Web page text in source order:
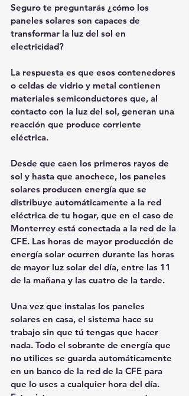
Seguro te preguntarás ¿cómo los
paneles solares son capaces de
transformar la luz del sol en
electricidad?
La respuesta es que esos contenedores
o celdas de vidrio y metal contienen
materiales semiconductores que, al
contacto con la luz del sol, generan una
reacción que produce corriente
eléctrica.
Desde que caen los primeros rayos de
sol y hasta que anochece, los paneles
solares producen energía que se
distribuye automáticamente a la red
eléctrica de tu hogar, que en el caso de
Monterrey está conectada a la red de la
CFE. Las horas de mayor producción de
energía solar ocurren durante las horas
de mayor luz solar del día, entre las 11
de la mañana y las cuatro de la tarde.
Una vez que instalas los paneles
solares en casa, el sistema hace su
trabajo sin que tú tengas que hacer
nada. Todo el sobrante de energía que
no utilices se guarda automáticamente
en un banco de la red de la CFE para
que lo uses a cualquier hora del día.